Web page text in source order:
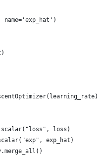
loss)
exp_hat)